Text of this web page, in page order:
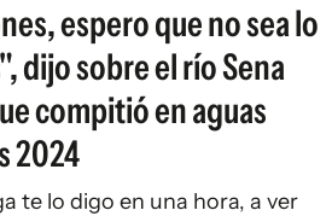
espero que no sea lo
dijo sobre el río Sena
compitió en aguas
2024
te lo digo en una hora, a ver